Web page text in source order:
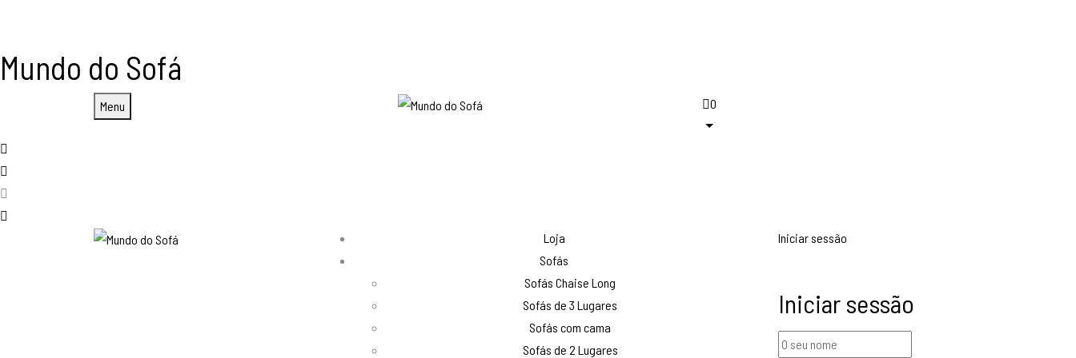
Mundo do Sofá
Menu 0
Loja
Sofás
Sofás Chaise Long
Sofás de 3 Lugares
Sofás com cama
Sofás de 2 Lugares
Iniciar sessão
Iniciar sessão